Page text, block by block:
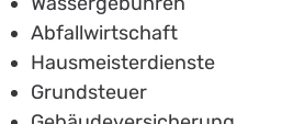
Abfallwirtschaft
Hausmeisterdienste
Grundsteuer